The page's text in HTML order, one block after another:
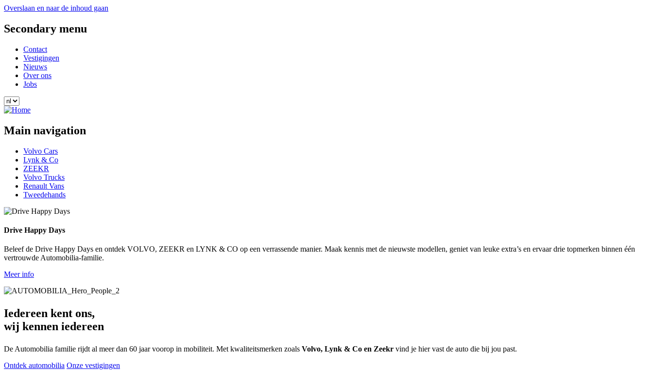
Overslaan en naar de inhoud gaan
Secondary menu
Contact
Vestigingen
Nieuws
Over ons
Jobs
Main navigation
Volvo Cars
Lynk & Co
ZEEKR
Volvo Trucks
Renault Vans
Tweedehands
Drive Happy Days
Beleef de Drive Happy Days en ontdek VOLVO, ZEEKR en LYNK & CO op een verrassende manier. Maak kennis met de nieuwste modellen, geniet van leuke extra’s en ervaar drie topmerken binnen één
vertrouwde Automobilia-familie.
Meer info
Iedereen kent ons,
wij kennen iedereen
De Automobilia familie rijdt al meer dan 60 jaar voorop in mobiliteit. Met kwaliteitsmerken zoals Volvo, Lynk & Co en Zeekr vind je hier vast de auto die bij jou past.
Ontdek automobilia Onze vestigingen